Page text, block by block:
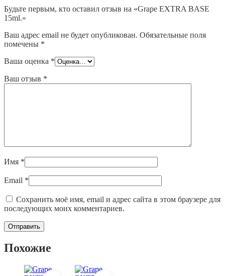
Будьте первым, кто оставил отзыв на «Grape EXTRA BASE
15ml.»
Ваш адрес email не будет опубликован. Обязательные поля
помечены *
Ваша оценка *
Ваш отзыв *
Имя *
Email *
Сохранить моё имя, email и адрес сайта в этом браузере для
последующих моих комментариев.
Похожие